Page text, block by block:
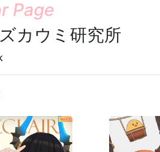
Page
カウミ研究所